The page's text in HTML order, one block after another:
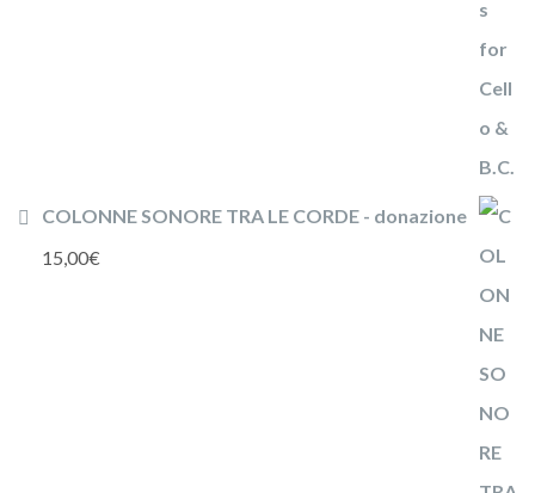
COLONNE SONORE TRA LE CORDE - donazione
15,00€